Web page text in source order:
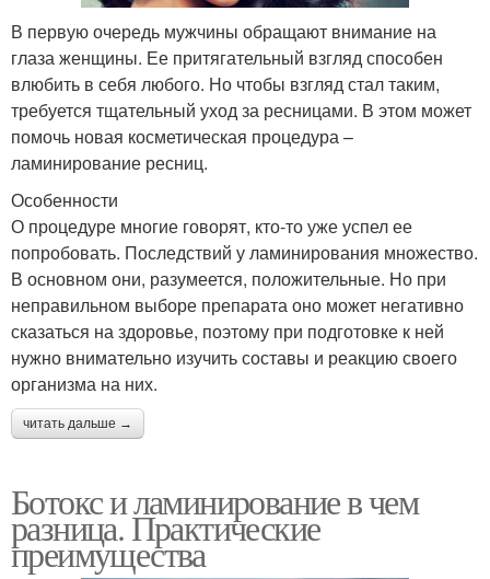
В первую очередь мужчины обращают внимание на
глаза женщины. Ее притягательный взгляд способен
влюбить в себя любого. Но чтобы взгляд стал таким,
требуется тщательный уход за ресницами. В этом может
помочь новая косметическая процедура –
ламинирование ресниц.
Особенности
О процедуре многие говорят, кто-то уже успел ее
попробовать. Последствий у ламинирования множество.
В основном они, разумеется, положительные. Но при
неправильном выборе препарата оно может негативно
сказаться на здоровье, поэтому при подготовке к ней
нужно внимательно изучить составы и реакцию своего
организма на них.
читать дальше →
Ботокс и ламинирование в чем
разница. Практические
преимущества